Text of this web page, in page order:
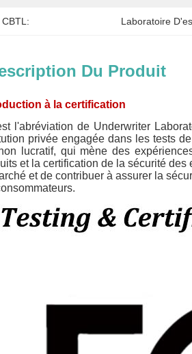
CBTL: Laboratoire
Du Produit
à la certification
l'abréviation de Underwriter
privée engagée dans les tests
lucratif, qui mène des
et la certification de la sécurité
et de contribuer à assurer la